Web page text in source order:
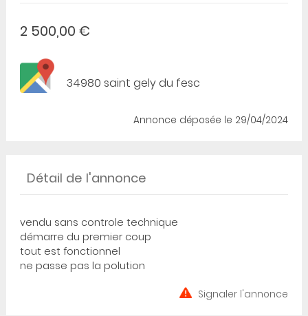
2 500,00 €
34980 saint gely du fesc
Annonce déposée le 29/04/2024
Détail de l'annonce
vendu sans controle technique
démarre du premier coup
tout est fonctionnel
ne passe pas la polution
Signaler l'annonce